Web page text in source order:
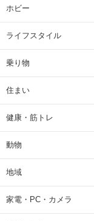
ホビー
ライフスタイル
乗り物
住まい
健康・筋トレ
動物
地域
家電・PC・カメラ